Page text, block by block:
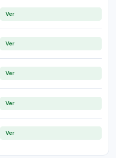
Ver
Ver
Ver
Ver
Ver